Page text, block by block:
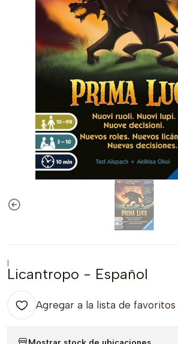
|
Licantropo - Español
Agregar a la lista de favoritos